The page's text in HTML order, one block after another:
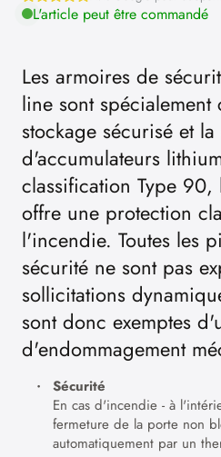
L'article peut être commandé
Les armoires de
line sont
stockage sécurisé et
d'accumulateurs
classification Type 90,
offre une protection
l'incendie. Toutes les
sécurité ne sont pas
sollicitations
sont donc exemptes
d'endommagement
Sécurité
En cas d'incendie - à
fermeture de la porte non
automatiquement par un